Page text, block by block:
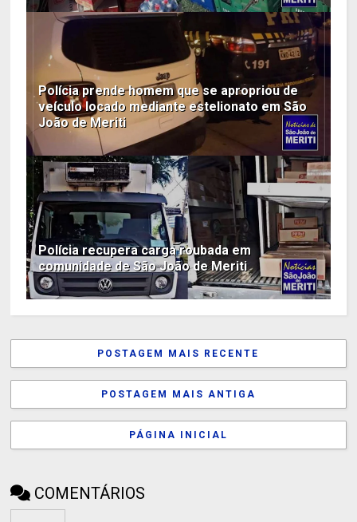
Polícia prende homem que se apropriou de
veículo locado mediante estelionato em São
João de Meriti
Polícia recupera carga roubada em
comunidade de São João de Meriti
POSTAGEM MAIS RECENTE
POSTAGEM MAIS ANTIGA
PÁGINA INICIAL
COMENTÁRIOS